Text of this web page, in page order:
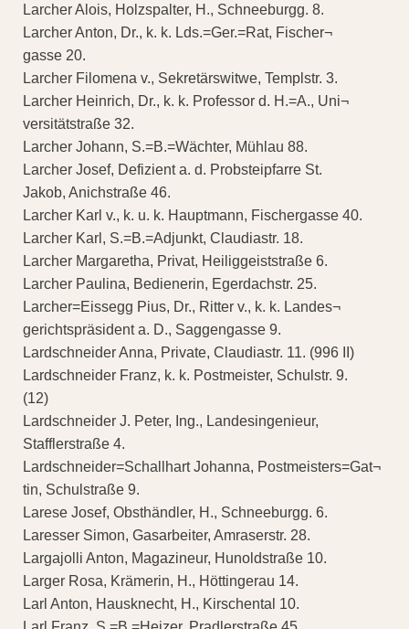
Larcher Alois, Holzspalter, H., Schneeburgg. 8.
Larcher Anton, Dr., k. k. Lds.=Ger.=Rat, Fischer¬
gasse 20.
Larcher Filomena v., Sekretärswitwe, Templstr. 3.
Larcher Heinrich, Dr., k. k. Professor d. H.=A., Uni¬
versitätstraße 32.
Larcher Johann, S.=B.=Wächter, Mühlau 88.
Larcher Josef, Defizient a. d. Probsteipfarre St.
Jakob, Anichstraße 46.
Larcher Karl v., k. u. k. Hauptmann, Fischergasse 40.
Larcher Karl, S.=B.=Adjunkt, Claudiastr. 18.
Larcher Margaretha, Privat, Heiliggeiststraße 6.
Larcher Paulina, Bedienerin, Egerdachstr. 25.
Larcher=Eissegg Pius, Dr., Ritter v., k. k. Landes¬
gerichtspräsident a. D., Saggengasse 9.
Lardschneider Anna, Private, Claudiastr. 11. (996 II)
Lardschneider Franz, k. k. Postmeister, Schulstr. 9.
(12)
Lardschneider J. Peter, Ing., Landesingenieur,
Stafflerstraße 4.
Lardschneider=Schallhart Johanna, Postmeisters=Gat¬
tin, Schulstraße 9.
Larese Josef, Obsthändler, H., Schneeburgg. 6.
Laresser Simon, Gasarbeiter, Amraserstr. 28.
Largajolli Anton, Magazineur, Hunoldstraße 10.
Larger Rosa, Krämerin, H., Höttingerau 14.
Larl Anton, Hausknecht, H., Kirschental 10.